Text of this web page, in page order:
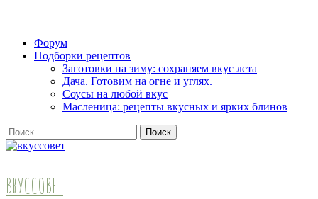
Skip
Форум
Подборки рецептов
Заготовки на зиму: сохраняем вкус лета
Дача. Готовим на огне и углях.
Соусы на любой вкус
Масленица: рецепты вкусных и ярких блинов
Найти:
ВКУССОВЕТ